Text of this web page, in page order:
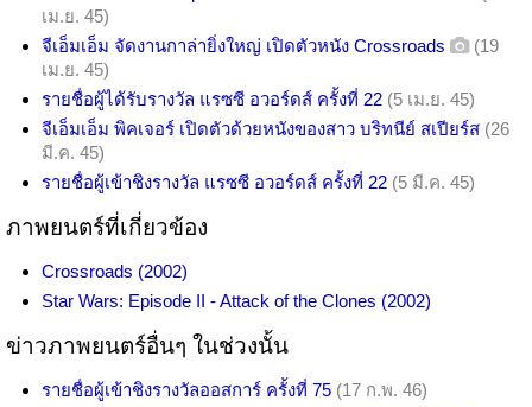
เม.ย. 45)
จีเอ็มเอ็ม จัดงานกาล่ายิ่งใหญ่ เปิดตัวหนัง Crossroads
(19
เม.ย. 45)
รายชื่อผู้ได้รับรางวัล แรซซี อวอร์ดส์ ครั้งที่ 22 (5 เม.ย. 45)
จีเอ็มเอ็ม พิคเจอร์ เปิดตัวด้วยหนังของสาว บริทนีย์ สเปียร์ส (26
มี.ค. 45)
รายชื่อผู้เข้าชิงรางวัล แรซซี อวอร์ดส์ ครั้งที่ 22 (5 มี.ค. 45)
ภาพยนตร์ที่เกี่ยวข้อง
Crossroads (2002)
Star Wars: Episode II - Attack of the Clones (2002)
ข่าวภาพยนตร์อื่นๆ ในช่วงนั้น
รายชื่อผู้เข้าชิงรางวัลออสการ์ ครั้งที่ 75 (17 ก.พ. 46)